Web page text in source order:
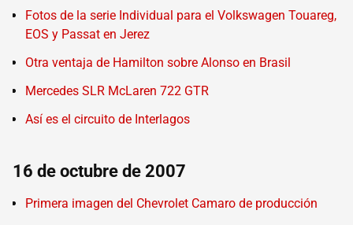
Fotos de la serie Individual para el Volkswagen Touareg,
EOS y Passat en Jerez
Otra ventaja de Hamilton sobre Alonso en Brasil
Mercedes SLR McLaren 722 GTR
Así es el circuito de Interlagos
16 de octubre de 2007
Primera imagen del Chevrolet Camaro de producción